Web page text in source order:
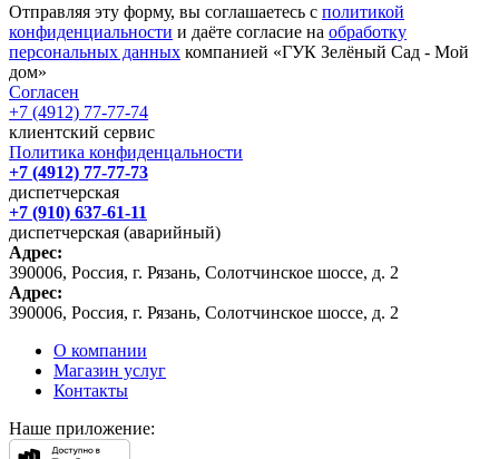
Отправляя эту форму, вы соглашаетесь с политикой
конфиденциальности и даёте согласие на обработку
персональных данных компанией «ГУК Зелёный Сад - Мой
дом»
Согласен
+7 (4912) 77-77-74
клиентский сервис
Политика конфиденцальности
+7 (4912) 77-77-73
диспетчерская
+7 (910) 637-61-11
диспетчерская (аварийный)
Адрес:
390006, Россия, г. Рязань, Солотчинское шоссе, д. 2
Адрес:
390006, Россия, г. Рязань, Солотчинское шоссе, д. 2
О компании
Магазин услуг
Контакты
Наше приложение: